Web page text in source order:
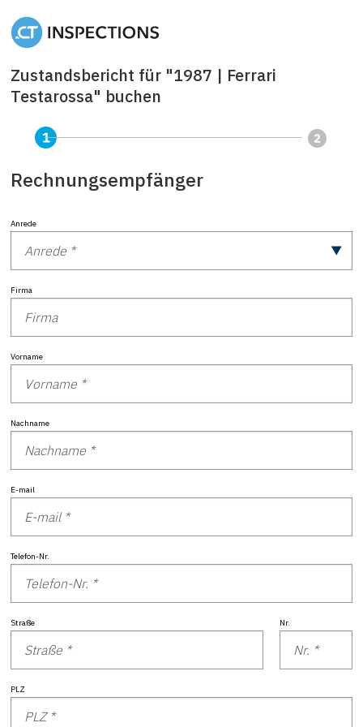
Zustandsbericht für "1987 | Ferrari
Testarossa" buchen
Rechnungsempfänger
Anrede
Firma
Vorname
Nachname
E-mail
Telefon-Nr.
Straße Nr.
PLZ